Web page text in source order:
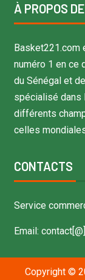
À PROPOS
Basket221.com
numéro 1 en ce
du Sénégal et
spécialisé dans
différents
celles
CONTACTS
Service
Email:
Copyright ©